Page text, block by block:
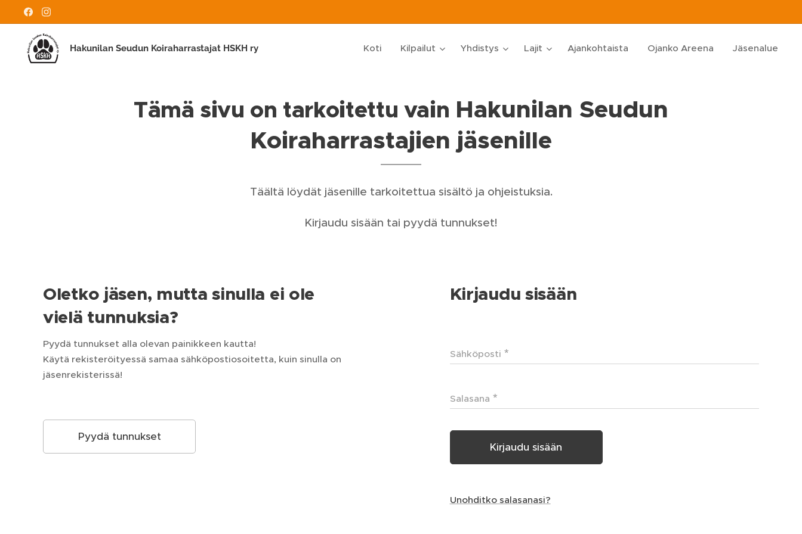
Hakunilan Seudun Koiraharrastajat HSKH ry Koti Kilpailut Yhdistys Lajit Ajankohtaista Ojanko Areena Jäsenalue
Tämä sivu on tarkoitettu vain Hakunilan Seudun
Koiraharrastajien jäsenille
Täältä löydät jäsenille tarkoitettua sisältö ja ohjeistuksia.
Kirjaudu sisään tai pyydä tunnukset!
Oletko jäsen, mutta sinulla ei ole
vielä tunnuksia?
Pyydä tunnukset alla olevan painikkeen kautta!
Käytä rekisteröityessä samaa sähköpostiosoitetta, kuin sinulla on
jäsenrekisterissä!
Pyydä tunnukset
Kirjaudu sisään
Sähköposti
Salasana
Kirjaudu sisään
Unohditko salasanasi?